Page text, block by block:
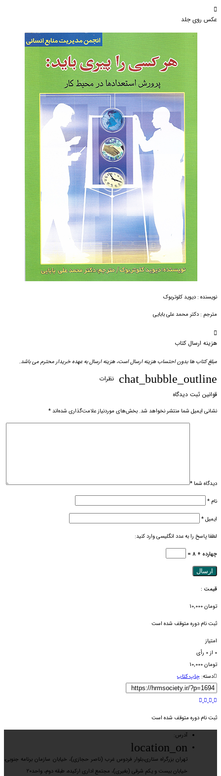
عکس روی جلد
نویسنده : دیوید کلوتربوک
مترجم : دکتر محمد علی بابایی
هزینه ارسال کتاب
مبلغ کتاب ها بدون احتساب هزینه ارسال است، هزینه ارسال به عهده خریدار محترم می باشد.
chat_bubble_outline نظرات
قوانین ثبت دیدگاه
نشانی ایمیل شما منتشر نخواهد شد. بخش‌های موردنیاز علامت‌گذاری شده‌اند*
دیدگاه شما *
نام *
ایمیل*
لطفا پاسخ را به عدد انگلیسی وارد کنید:
چهارده + 8 =
قیمت :
تومان
ثبت نام دوره متوقف شده است
امتیاز
0 از0 رأی
تومان
دسته: چاپ کتاب
ثبت نام دوره متوقف شده است
آدرس:
location_on
تهران بزرگراه ستاری،بلوار فردوس غرب (ناصر حجازی)، خیابان سازمان برنامه جنوبی،
خیابان بیست و یکم شرقی (بغیری)، مجتمع اداری ارکیده، طبقه دوم، واحد۲۰